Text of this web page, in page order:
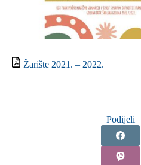
Žarište 2021. – 2022.
Podijeli